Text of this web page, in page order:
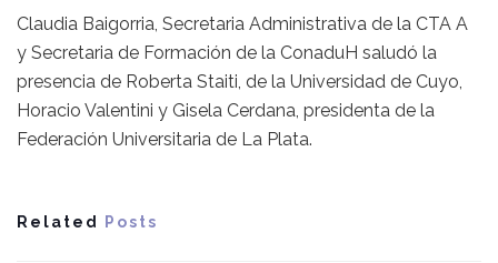
Claudia Baigorria, Secretaria Administrativa de la CTA A
y Secretaria de Formación de la ConaduH saludó la
presencia de Roberta Staiti, de la Universidad de Cuyo,
Horacio Valentini y Gisela Cerdana, presidenta de la
Federación Universitaria de La Plata.
Related Posts